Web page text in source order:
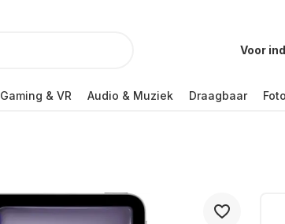
Voor
Gaming & VR Audio & Muziek Draagbaar